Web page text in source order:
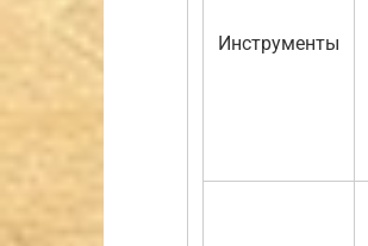
Инструменты